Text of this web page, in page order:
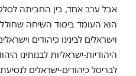
אבל ערב אחד, בין החביתה
הוא העומד ביסוד השיחה
וישראלים לבינינו כיהודים
היהודיות-ישראליות לבנותינו
לבריסל כיהודים-ישראלים